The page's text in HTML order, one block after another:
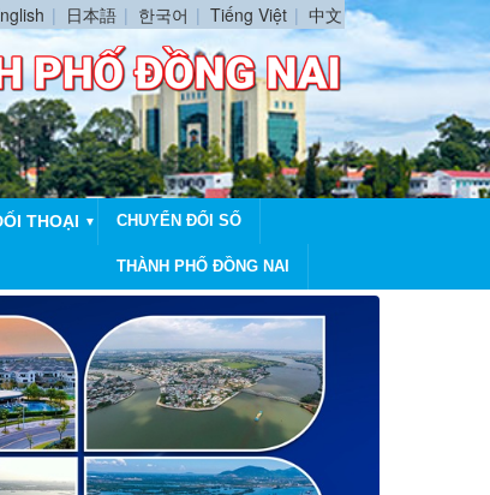
日本語 한국어 Tiếng Việt 中文
THOẠI ▼ CHUYỂN ĐỔI SỐ
THÀNH PHỐ ĐỒNG NAI